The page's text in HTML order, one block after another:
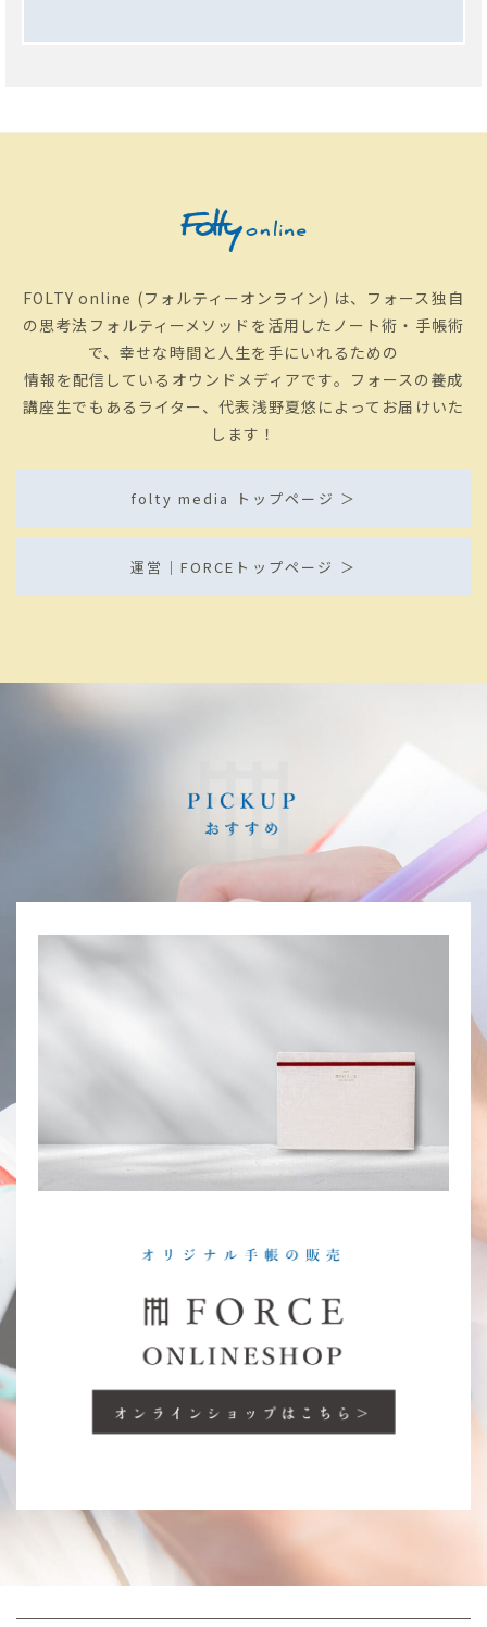
FOLTY online (フォルティーオンライン) は、フォース独自
の思考法フォルティーメソッドを活用したノート術・手帳術
で、幸せな時間と人生を手にいれるための
情報を配信しているオウンドメディアです。フォースの養成
講座生でもあるライター、代表浅野夏悠によってお届けいた
します！
folty media トップページ ＞
運営｜FORCEトップページ ＞